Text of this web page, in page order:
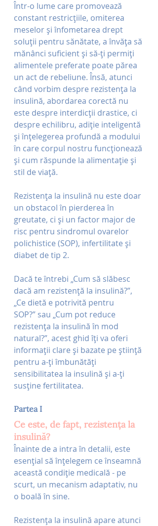
Într-o lume care promovează
constant restricțiile, omiterea
meselor și înfometarea drept
soluții pentru sănătate, a învăța să
mănânci suficient și să-ți permiți
alimentele preferate poate părea
un act de rebeliune. Însă, atunci
când vorbim despre rezistența la
insulină, abordarea corectă nu
este despre interdicții drastice, ci
despre echilibru, adiție inteligentă
și înțelegerea profundă a modului
în care corpul nostru funcționează
și cum răspunde la alimentație și
stil de viață.
Rezistența la insulină nu este doar
un obstacol în pierderea în
greutate, ci și un factor major de
risc pentru sindromul ovarelor
polichistice (SOP), infertilitate și
diabet de tip 2.
Dacă te întrebi „Cum să slăbesc
dacă am rezistență la insulină?”,
„Ce dietă e potrivită pentru
SOP?” sau „Cum pot reduce
rezistența la insulină în mod
natural?”, acest ghid îți va oferi
informații clare și bazate pe știință
pentru a-ți îmbunătăți
sensibilitatea la insulină și a-ți
susține fertilitatea.
Partea I
Ce este, de fapt, rezistența la
insulină?
Înainte de a intra în detalii, este
esențial să înțelegem ce înseamnă
această condiție medicală - pe
scurt, un mecanism adaptativ, nu
o boală în sine.
Rezistența la insulină apare atunci